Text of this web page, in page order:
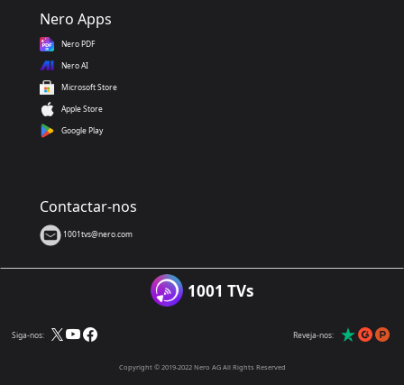
Nero Apps
Nero PDF
Nero AI
Microsoft Store
Apple Store
Google Play
Contactar-nos
1001tvs@nero.com
1001 TVs
Siga-nos: Reveja-nos:
Copyright © 2019-2022 Nero AG All Rights Reserved